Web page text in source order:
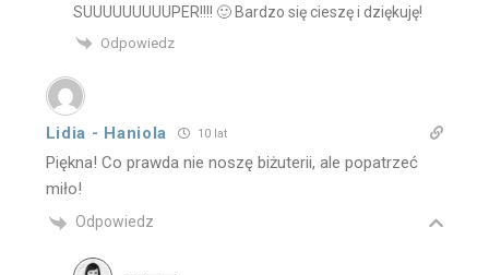
SUUUUUUUUUPER!!!! 🙂 Bardzo się cieszę i dziękuję!
Odpowiedz
Lidia - Haniola 10 lat
Piękna! Co prawda nie noszę biżuterii, ale popatrzeć
miło!
Odpowiedz